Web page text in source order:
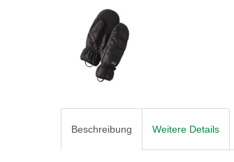
Beschreibung Weitere Details